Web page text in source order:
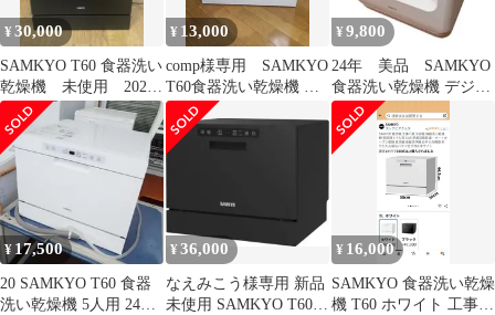
¥30,000
SAMKYO T60 食器洗い
乾燥機 未使用 2025
年製
¥ 13,000
comp様専用 SAMKYO
T60食器洗い乾燥機 ホ
ワイト2022年製大人数
用
¥ 9,800
24年 美品 SAMKYO
食器洗い乾燥機 デジタ
ル表示
¥ 17,500
20 SAMKYO T60 食器
洗い乾燥機 5人用 24年
¥36,000
なえみこう様専用 新品
未使用 SAMKYO T60
¥ 16,000
SAMKYO 食器洗い乾燥
機 T60 ホワイト 工事不